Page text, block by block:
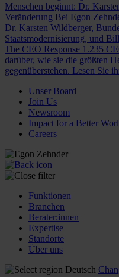
Menschen beginnt: Dr.
Veränderung Bei Egon
Dr. Karsten Wildberger,
Staatsmodernisierung, und
The CEO Response 1.235
darüber, wie sie die größten
gegenüberstehen. Lesen Sie
Unser Board
Join Us
Newsroom
Impact for a Better
Careers
Funktionen
Branchen
Berater:innen
Expertise
Standorte
Über uns
Deutsch